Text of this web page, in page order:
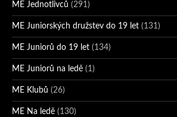
ME Jednotlivců (291)
ME Juniorských družstev do 19 let (131)
ME Juniorů do 19 let (134)
ME Juniorů na ledě (1)
ME Klubů (26)
ME Na ledě (130)